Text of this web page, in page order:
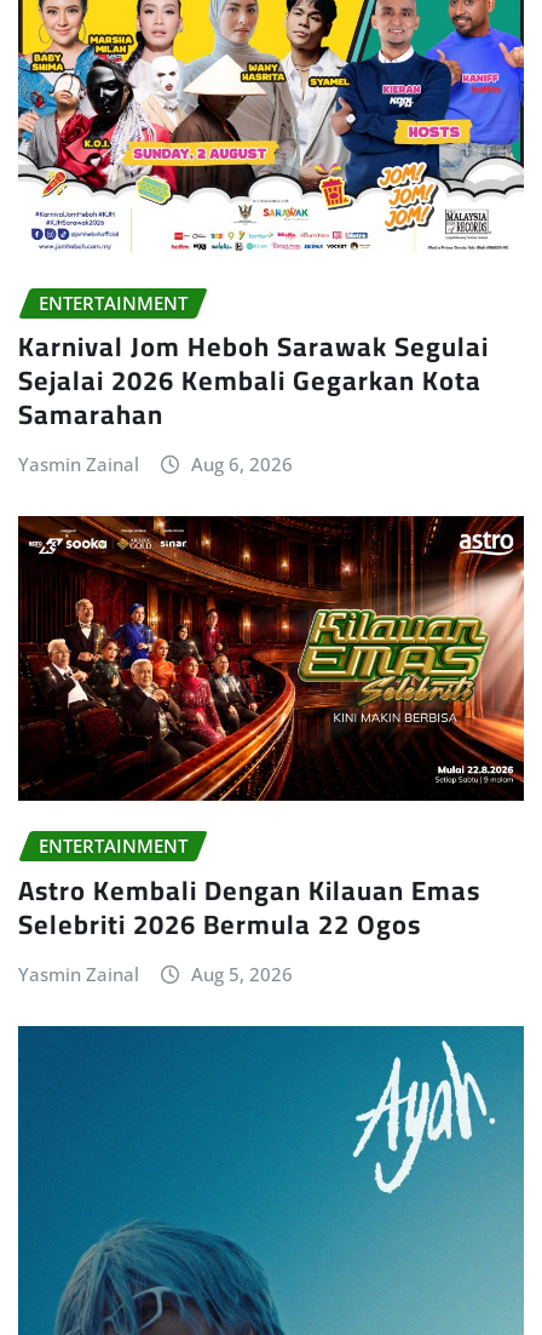
ENTERTAINMENT
Karnival Jom Heboh Sarawak Segulai
Sejalai 2026 Kembali Gegarkan Kota
Samarahan
Yasmin Zainal Aug 6, 2026
ENTERTAINMENT
Astro Kembali Dengan Kilauan Emas
Selebriti 2026 Bermula 22 Ogos
Yasmin Zainal Aug 5, 2026